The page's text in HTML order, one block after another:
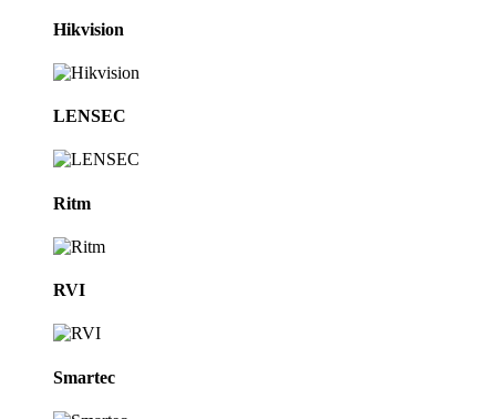
Hikvision
LENSEC
Ritm
RVI
Smartec